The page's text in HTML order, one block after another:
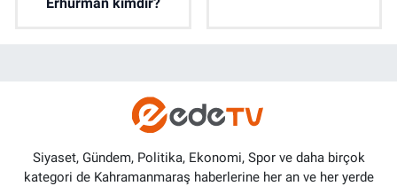
Siyaset, Gündem, Politika, Ekonomi, Spor ve daha birçok
kategori de Kahramanmaraş haberlerine her an ve her yerde